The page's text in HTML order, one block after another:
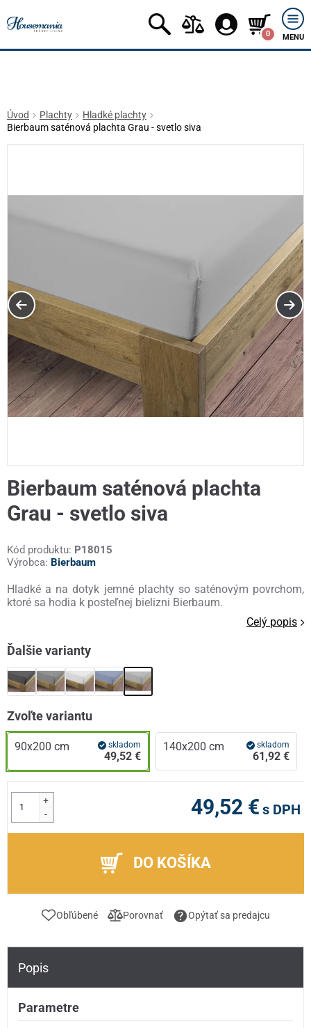
0 MENU
Úvod Plachty
Hladké plachty
Bierbaum saténová plachta Grau - svetlo siva
Bierbaum saténová plachta
Grau - svetlo siva
Kód produktu: P18015
Výrobca: Bierbaum
Hladké a na dotyk jemné plachty so saténovým povrchom,
ktoré sa hodia k posteľnej bielizni Bierbaum.
Celý popis
Ďalšie varianty
Zvoľte variantu
90x200 cm skladom
49,52 €
140x200 cm skladom
61,92 €
+
-
49,52 € s DPH
DO KOŠÍKA
Obľúbené Porovnať Opýtať sa predajcu
Popis
Parametre